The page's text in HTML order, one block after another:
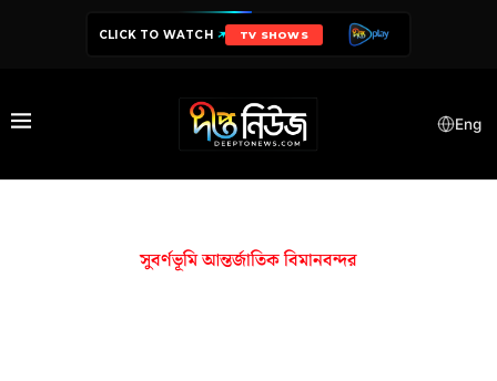
CLICK TO WATCH TV SHOWS
Eng
সুবর্ণভূমি আন্তর্জাতিক বিমানবন্দর